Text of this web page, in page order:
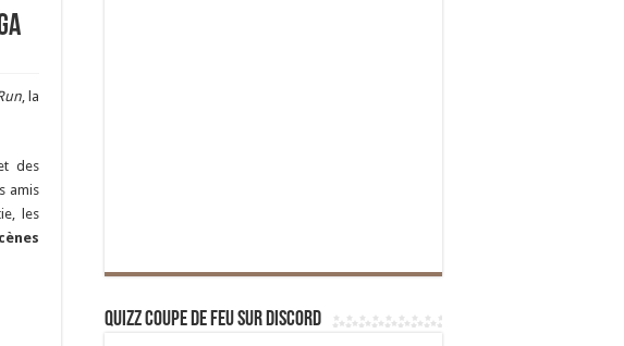
, la
des
amis
les
Quizz Coupe de Feu sur Discord